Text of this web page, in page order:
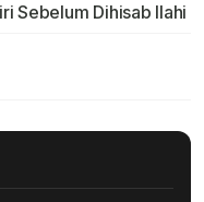
Sebelum Dihisab Ilahi